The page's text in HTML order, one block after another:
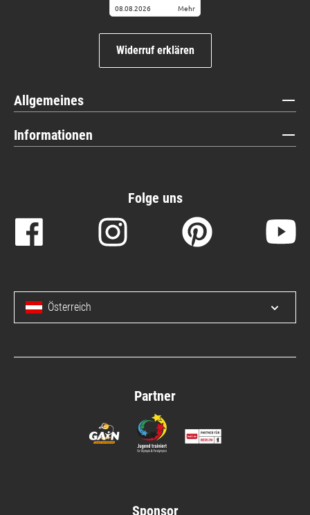
08.08.2026 Mehr
Widerruf erklären
Allgemeines
Informationen
Folge uns
Österreich
Partner
Sponsor